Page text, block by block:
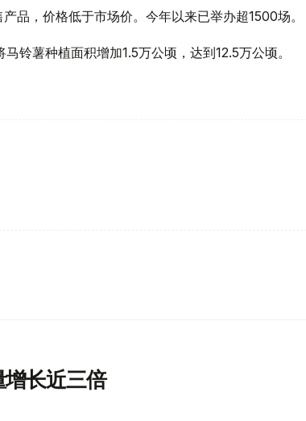
品，价格低于市场价。今年以来已举办超1500场。
铃薯种植面积增加1.5万公顷，达到12.5万公顷。
长近三倍